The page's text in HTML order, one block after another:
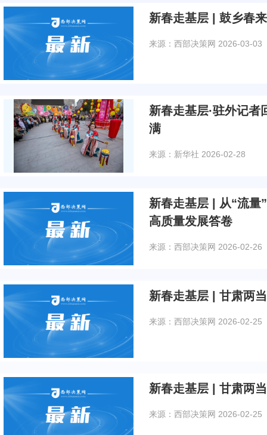
新春走基层 | 鼓乡春
来源：西部决策网 2026-03-03
新春走基层·驻外记
满
来源：新华社 2026-02-28
新春走基层 | 从“流量
高质量发展答卷
来源：西部决策网 2026-02-26
新春走基层 | 甘肃两
来源：西部决策网 2026-02-25
新春走基层 | 甘肃两
来源：西部决策网 2026-02-25